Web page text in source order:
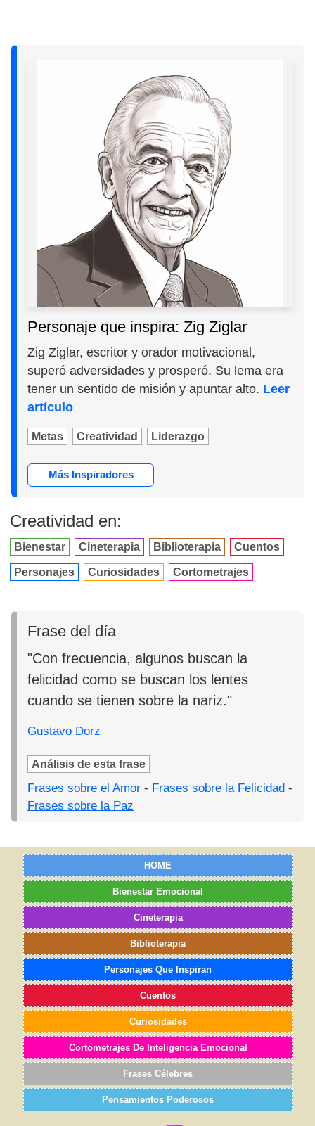
Personaje que inspira: Zig Ziglar
Zig Ziglar, escritor y orador motivacional,
superó adversidades y prosperó. Su lema era
tener un sentido de misión y apuntar alto. Leer
artículo
Metas Creatividad Liderazgo
Más Inspiradores
Creatividad en:
Bienestar Cineterapia Biblioterapia Cuentos
Personajes Curiosidades Cortometrajes
Frase del día
"Con frecuencia, algunos buscan la
felicidad como se buscan los lentes
cuando se tienen sobre la nariz."
Gustavo Dorz
Análisis de esta frase
Frases sobre el Amor - Frases sobre la Felicidad -
Frases sobre la Paz
HOME
Bienestar Emocional
Cineterapia
Biblioterapia
Personajes Que Inspiran
Cuentos
Curiosidades
Cortometrajes De Inteligencia Emocional
Frases Célebres
Pensamientos Poderosos